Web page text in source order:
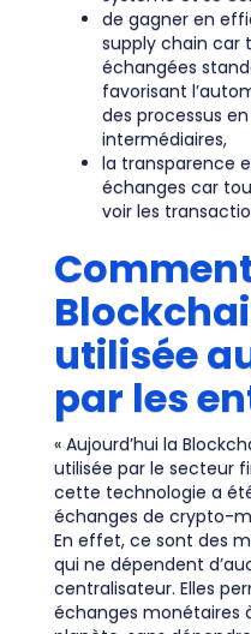
de gagner en
supply chain car
échangées
favorisant
des processus
intermédiaires,
la transparence
échanges car
voir les
utilisée
par les
« Aujourd’hui la
utilisée par le secteur
cette technologie a
échanges de crypto-
En effet, ce sont des
qui ne dépendent
centralisateur. Elles
échanges monétaires